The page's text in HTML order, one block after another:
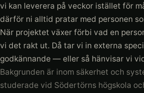
vi kan leverera på veckor istället för
därför ni alltid pratar med personen
När projektet växer förbi vad en
vi det rakt ut. Då tar vi in externa
godkännande — eller så hänvisar vi
Bakgrunden är inom säkerhet och
studerade vid Södertörns högskola